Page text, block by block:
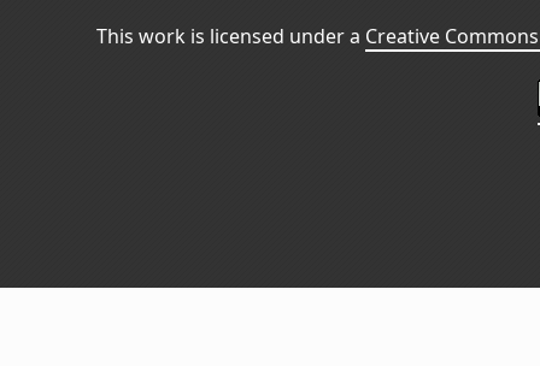
This work is licensed under a Creative